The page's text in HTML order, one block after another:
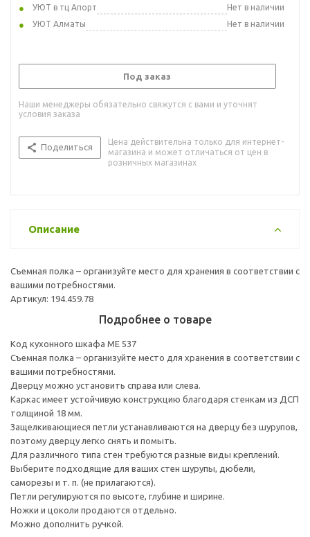
УЮТ в тц Апорт
Нет в наличии
УЮТ Алматы
Нет в наличии
Под заказ
Наши менеджеры обязательно свяжутся с вами и уточнят
условия заказа
Поделиться
Цена действительна только для интернет-
магазина и может отличаться от цен в
розничных магазинах
Описание
Съемная полка – организуйте место для хранения в соответствии с
вашими потребностями.
Артикул: 194.459.78
Подробнее о товаре
Код кухонного шкафа ME 537
Съемная полка – организуйте место для хранения в соответствии с
вашими потребностями.
Дверцу можно установить справа или слева.
Каркас имеет устойчивую конструкцию благодаря стенкам из ДСП
толщиной 18 мм.
Защелкивающиеся петли устанавливаются на дверцу без шурупов,
поэтому дверцу легко снять и помыть.
Для различного типа стен требуются разные виды креплений.
Выберите подходящие для ваших стен шурупы, дюбели,
саморезы и т. п. (не прилагаются).
Петли регулируются по высоте, глубине и ширине.
Ножки и цоколи продаются отдельно.
Можно дополнить ручкой.